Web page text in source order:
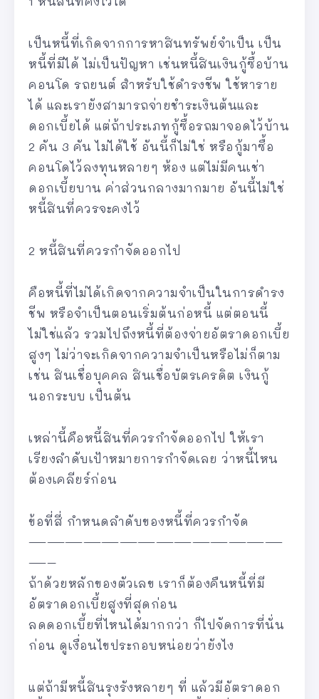
เป็นหนี้ที่เกิดจากการหาสินทรัพย์จำเป็น เป็น
หนี้ที่มีได้ ไม่เป็นปัญหา เช่นหนี้สินเงินกู้ซื้อบ้าน
คอนโด รถยนต์ สำหรับใช้ดำรงชีพ ใช้หาราย
ได้ และเรายังสามารถจ่ายชำระเงินต้นและ
ดอกเบี้ยได้ แต่ถ้าประเภทกู้ซื้อรถมาจอดไว้บ้าน
2 คัน 3 คัน ไม่ได้ใช้ อันนี้ก็ไม่ใช่ หรือกู้มาซื้อ
คอนโดไว้ลงทุนหลายๆ ห้อง แต่ไม่มีคนเช่า
ดอกเบี้ยบาน ค่าส่วนกลางมากมาย อันนี้ไม่ใช่
หนี้สินที่ควรจะคงไว้
2 หนี้สินที่ควรกำจัดออกไป
คือหนี้ที่ไม่ได้เกิดจากความจำเป็นในการดำรง
ชีพ หรือจำเป็นตอนเริ่มต้นก่อหนี้ แต่ตอนนี้
ไม่ใช่แล้ว รวมไปถึงหนี้ที่ต้องจ่ายอัตราดอกเบี้ย
สูงๆ ไม่ว่าจะเกิดจากความจำเป็นหรือไม่ก็ตาม
เช่น สินเชื่อบุคคล สินเชื่อบัตรเครดิต เงินกู้
นอกระบบ เป็นต้น
เหล่านี้คือหนี้สินที่ควรกำจัดออกไป ให้เรา
เรียงลำดับเป้าหมายการกำจัดเลย ว่าหนี้ไหน
ต้องเคลียร์ก่อน
ข้อที่สี่ กำหนดลำดับของหนี้ที่ควรกำจัด
——————————————
—–
ถ้าด้วยหลักของตัวเลข เราก็ต้องคืนหนี้ที่มี
อัตราดอกเบี้ยสูงที่สุดก่อน
ลดดอกเบี้ยที่ไหนได้มากกว่า ก็ไปจัดการที่นั่น
ก่อน ดูเงื่อนไขประกอบหน่อยว่ายังไง
แต่ถ้ามีหนี้สินรุงรังหลายๆ ที่ แล้วมีอัตราดอก